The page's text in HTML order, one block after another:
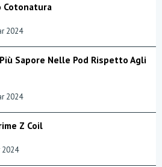
Cotonatura
2024
Sapore Nelle Pod Rispetto Agli
2024
Z Coil
2024